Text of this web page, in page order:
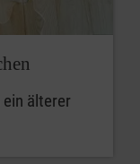
älterer